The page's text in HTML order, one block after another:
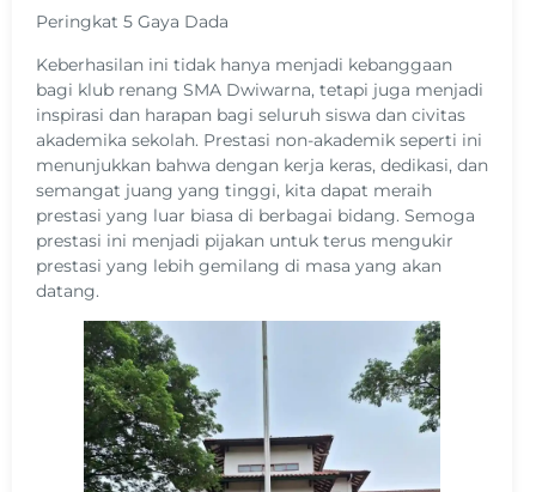
Peringkat 5 Gaya Dada
Keberhasilan ini tidak hanya menjadi kebanggaan
bagi klub renang SMA Dwiwarna, tetapi juga menjadi
inspirasi dan harapan bagi seluruh siswa dan civitas
akademika sekolah. Prestasi non-akademik seperti ini
menunjukkan bahwa dengan kerja keras, dedikasi, dan
semangat juang yang tinggi, kita dapat meraih
prestasi yang luar biasa di berbagai bidang. Semoga
prestasi ini menjadi pijakan untuk terus mengukir
prestasi yang lebih gemilang di masa yang akan
datang.